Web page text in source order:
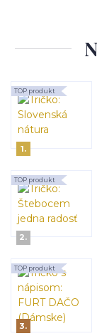
1.
TOP produkt
2.
TOP produkt
3.
TOP produkt